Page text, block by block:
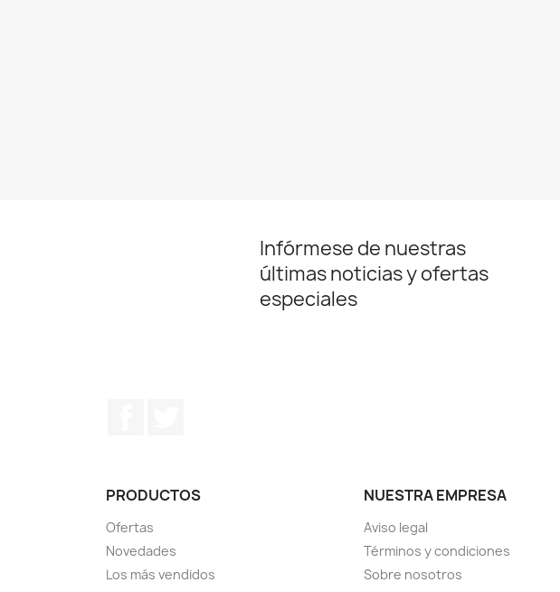
Infórmese de nuestras
últimas noticias y ofertas
especiales
PRODUCTOS
Ofertas
Novedades
Los más vendidos
NUESTRA EMPRESA
Aviso legal
Términos y condiciones
Sobre nosotros